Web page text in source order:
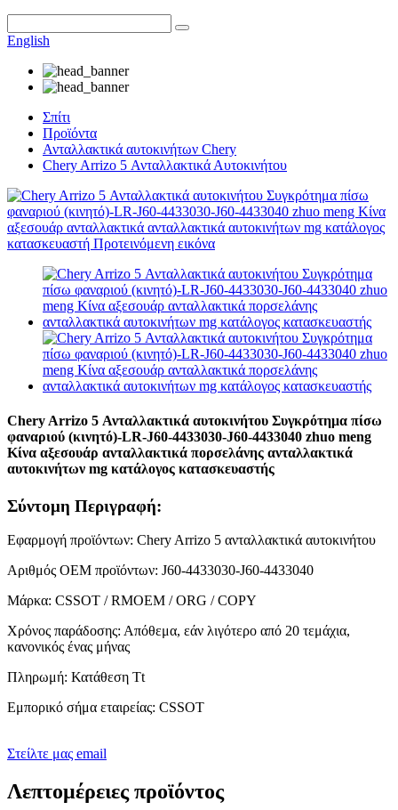
English
Σπίτι
Προϊόντα
Ανταλλακτικά αυτοκινήτων Chery
Chery Arrizo 5 Ανταλλακτικά Αυτοκινήτου
Chery Arrizo 5 Ανταλλακτικά αυτοκινήτου Συγκρότημα πίσω
φαναριού (κινητό)-LR-J60-4433030-J60-4433040 zhuo meng
Κίνα αξεσουάρ ανταλλακτικά πορσελάνης ανταλλακτικά
αυτοκινήτων mg κατάλογος κατασκευαστής
Σύντομη Περιγραφή:
Εφαρμογή προϊόντων: Chery Arrizo 5 ανταλλακτικά αυτοκινήτου
Αριθμός OEM προϊόντων: J60-4433030-J60-4433040
Μάρκα: CSSOT / RMOEM / ORG / COPY
Χρόνος παράδοσης: Απόθεμα, εάν λιγότερο από 20 τεμάχια,
κανονικός ένας μήνας
Πληρωμή: Κατάθεση Tt
Εμπορικό σήμα εταιρείας: CSSOT
Στείλτε μας email
Λεπτομέρειες προϊόντος